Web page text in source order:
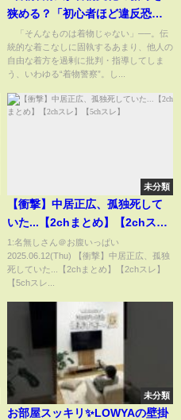
狭める？「初心者ほど違反恐れ
る」経産省の協議会でも“厳格ル
ール”が問題に…「業界側にも責
任」「怖がらずに着てほしい」
(ABEMA TIMES)
「そんなものは着物じゃない」──。伝
統的な着こなしに固執するあまり、他人の
自由な着方を過剰に批判・指導してしま
う、いわゆる“着物警察”。し...
未分類
【衝撃】中居正広、孤独死して
いた...【2chまとめ】【2chス
レ】【5chスレ】
1:名無しさん＠お腹いっぱい
2025.06.12(Thu) 【衝撃】中居正広、孤独
死していた...【2chまとめ】【2chスレ】
【5chスレ...
未分類
お部屋スッキリ✨LOWYAの壁掛